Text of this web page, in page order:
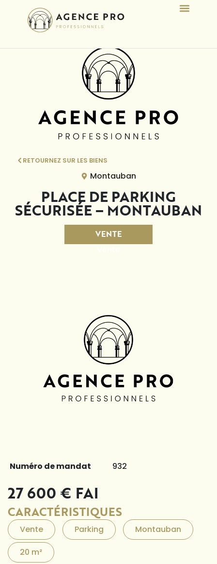
RETOURNEZ SUR LES BIENS
Montauban
PLACE DE PARKING
SÉCURISÉE – MONTAUBAN
VENTE
Numéro de mandat 932
27 600 € FAI
CARACTÉRISTIQUES
Vente Parking Montauban
20 m²